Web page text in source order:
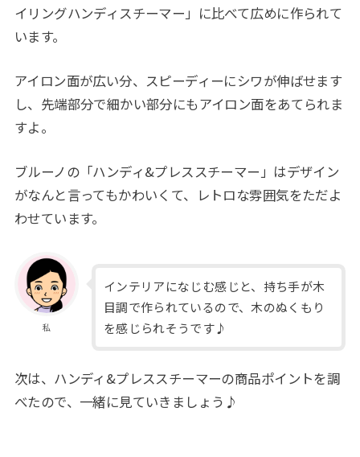
イリングハンディスチーマー」に比べて広めに作られて
います。
アイロン面が広い分、スピーディーにシワが伸ばせます
し、先端部分で細かい部分にもアイロン面をあてられま
すよ。
ブルーノの「ハンディ&プレススチーマー」はデザイン
がなんと言ってもかわいくて、レトロな雰囲気をただよ
わせています。
私
インテリアになじむ感じと、持ち手が木
目調で作られているので、木のぬくもり
を感じられそうです♪
次は、ハンディ&プレススチーマーの商品ポイントを調
べたので、一緒に見ていきましょう♪